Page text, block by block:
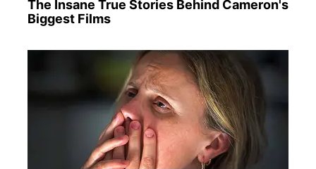
The Insane True Stories Behind Cameron's
Biggest Films